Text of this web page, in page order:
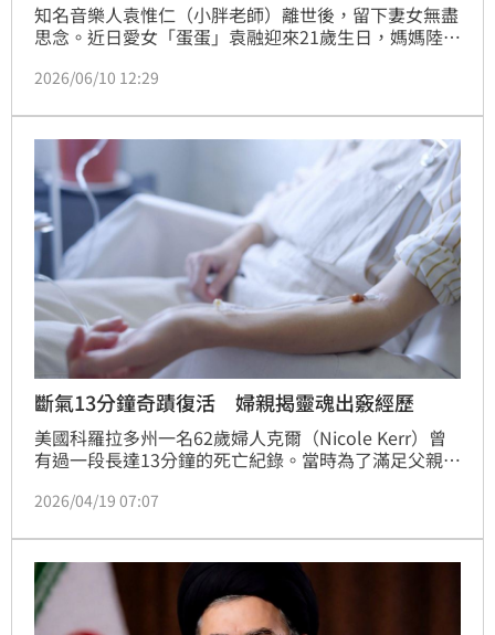
知名音樂人袁惟仁（小胖老師）離世後，留下妻女無盡
思念。近日愛女「蛋蛋」袁融迎來21歲生日，媽媽陸元
溫馨畫面。怎料，袁融許下的第三個生日願望竟是「希
不住笑嘆：「蛋蛋的第三個願望：把拔復活。ㄟ……沒
有一個願望是給媽咪的。」
2026/06/10 12:29
斷氣13分鐘奇蹟復活 婦親揭靈魂出竅經歷
美國科羅拉多州一名62歲婦人克爾（Nicole Kerr）曾
有過一段長達13分鐘的死亡紀錄。當時為了滿足父親期
人員判定她已無生命跡象、蓋上毯子的那一刻，她卻前
啟航。
2026/04/19 07:07